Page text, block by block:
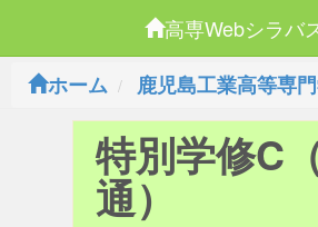
高専Webシラバ
ホーム
鹿児島工業高等専
特別学修C
通）